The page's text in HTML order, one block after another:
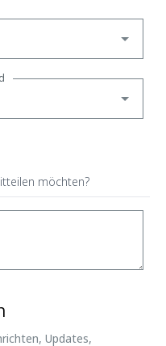
möchten?
Updates,